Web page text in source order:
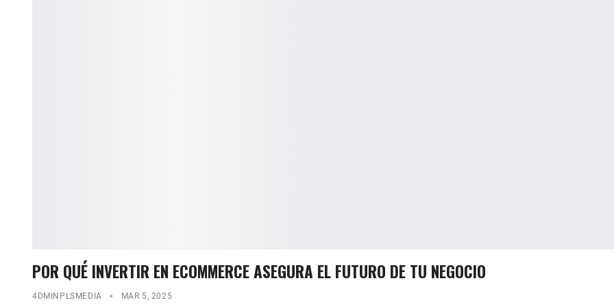
POR QUÉ INVERTIR EN ECOMMERCE ASEGURA EL FUTURO DE TU NEGOCIO
4DMINPLSMEDIA MAR 5, 2025